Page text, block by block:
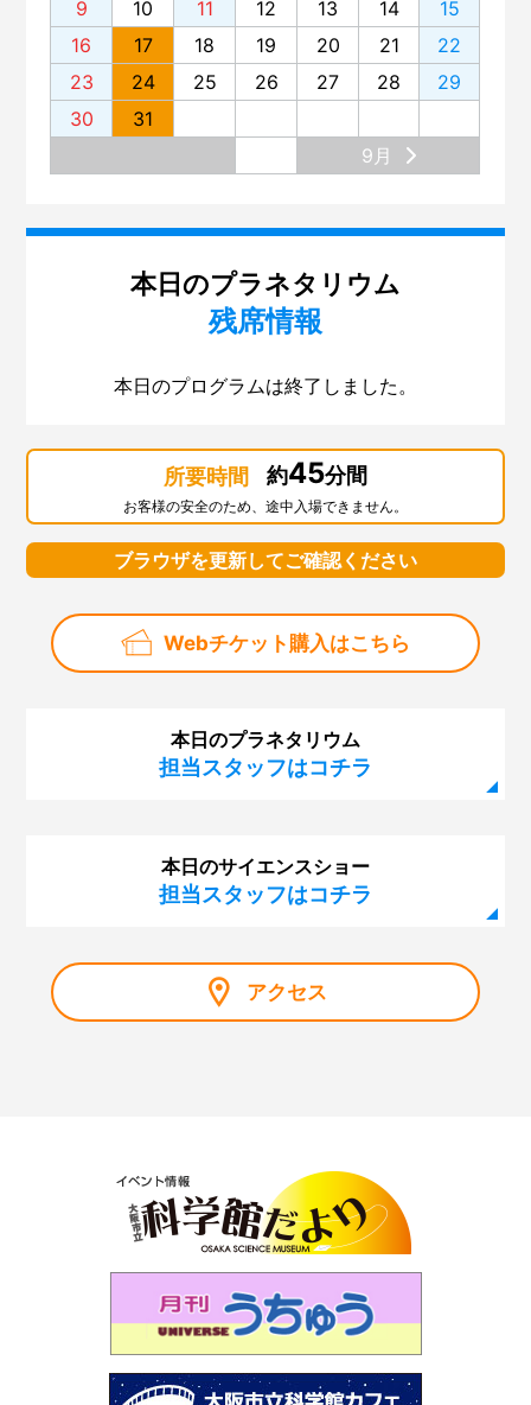
9
10 11 12 13 14
15
16
17 18 19 20 21
22
23
24 25 26 27 28
29
30
31
9月
本日のプラネタリウム
残席情報
本日のプログラムは終了しました。
所要時間 約45分間
お客様の安全のため、途中入場できません。
ブラウザを更新してご確認ください
Webチケット購入はこちら
本日のプラネタリウム
担当スタッフはコチラ
本日のサイエンスショー
担当スタッフはコチラ
アクセス